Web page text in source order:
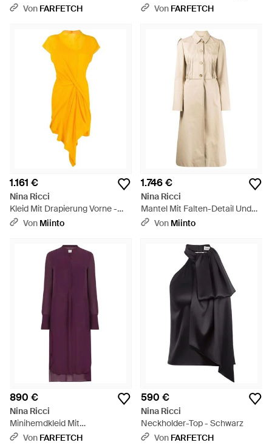
Von FARFETCH
Detail - Schwarz
Von FARFETCH
1.161 €
Nina Ricci
Kleid Mit Drapierung Vorne -
GelbVon Miinto
1.746 €
Nina Ricci
Mantel Mit Falten-Detail Und
Ausgestelltem Schnitt,
Von Miinto
890 €
Nina Ricci
Minihemdkleid Mit
Knopfverschluss - Lila
Von FARFETCH
590 €
Nina Ricci
Neckholder-Top - Schwarz
Von FARFETCH